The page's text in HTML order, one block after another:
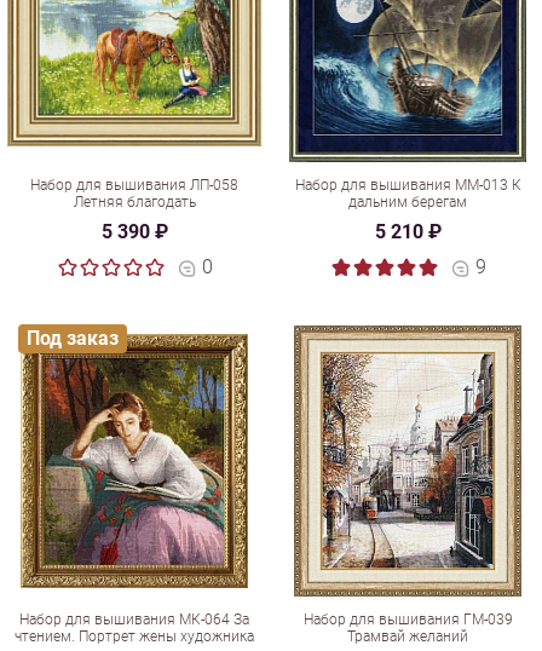
Набор для вышивания ЛП-058
Летняя благодать
5 390 ₽
0
Набор для вышивания ММ-013 К
дальним берегам
5 210 ₽
9
Набор для вышивания МК-064 За
чтением. Портрет жены художника
Под заказ
Набор для вышивания ГМ-039
Трамвай желаний